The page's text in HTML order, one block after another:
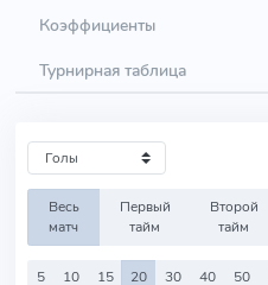
Коэффициенты
Турнирная таблица
Весь
матч
Первый
тайм
Второй
тайм
5 10 15 20 30 40 50